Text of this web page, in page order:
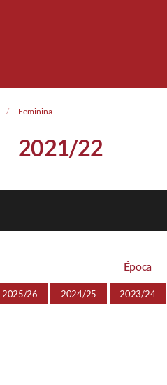
Feminina
2021/22
Época
2025/26 2024/25 2023/24